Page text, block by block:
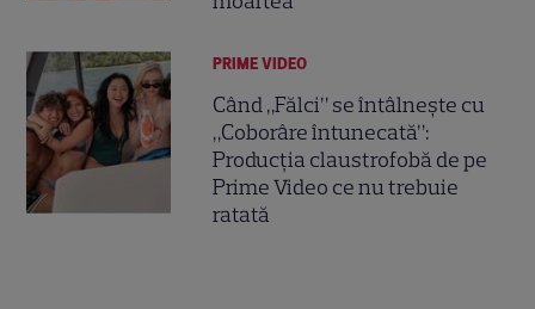
PRIME VIDEO
Când „Fălci” se întâlnește cu
„Coborâre întunecată”:
Producția claustrofobă de pe
Prime Video ce nu trebuie
ratată